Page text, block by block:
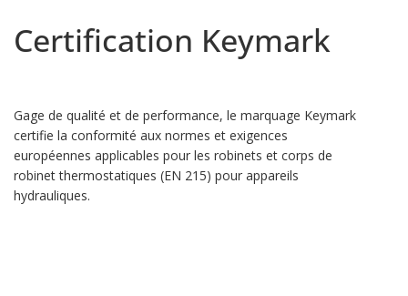
Certification Keymark
Gage de qualité et de performance, le marquage Keymark
certifie la conformité aux normes et exigences
européennes applicables pour les robinets et corps de
robinet thermostatiques (EN 215) pour appareils
hydrauliques.